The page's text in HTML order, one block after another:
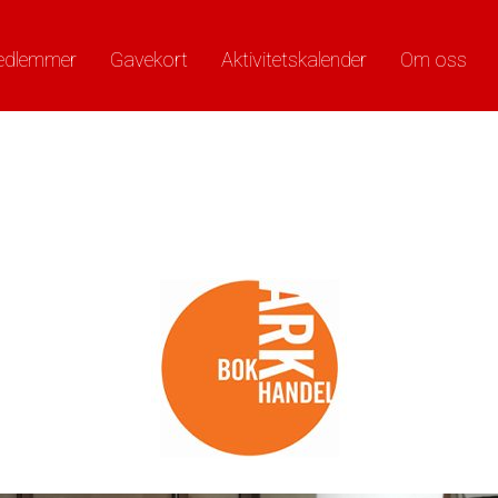
Gavekort Aktivitetskalender Om oss